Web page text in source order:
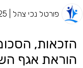
פורטל נכי צהל | 10/11/2025
הזכאות,
הוראת אגף